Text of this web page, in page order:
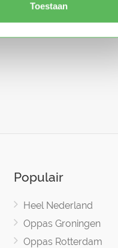
Toestaan
Populair
Heel Nederland
Oppas Groningen
Oppas Rotterdam